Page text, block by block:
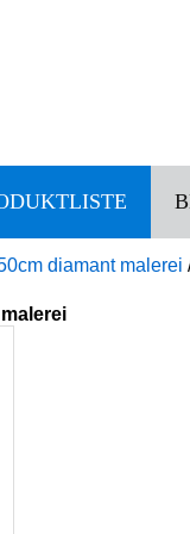
diamant malerei